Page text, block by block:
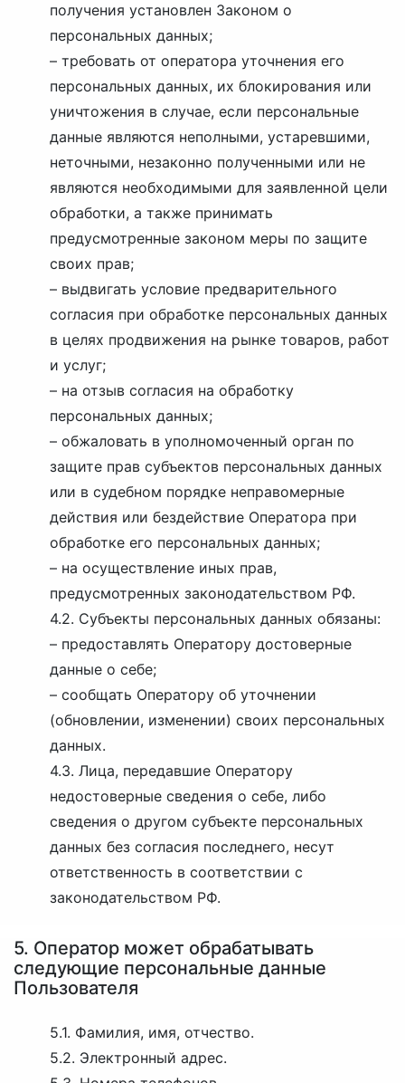
получения установлен Законом о
персональных данных;
– требовать от оператора уточнения его
персональных данных, их блокирования или
уничтожения в случае, если персональные
данные являются неполными, устаревшими,
неточными, незаконно полученными или не
являются необходимыми для заявленной цели
обработки, а также принимать
предусмотренные законом меры по защите
своих прав;
– выдвигать условие предварительного
согласия при обработке персональных данных
в целях продвижения на рынке товаров, работ
и услуг;
– на отзыв согласия на обработку
персональных данных;
– обжаловать в уполномоченный орган по
защите прав субъектов персональных данных
или в судебном порядке неправомерные
действия или бездействие Оператора при
обработке его персональных данных;
– на осуществление иных прав,
предусмотренных законодательством РФ.
4.2. Субъекты персональных данных обязаны:
– предоставлять Оператору достоверные
данные о себе;
– сообщать Оператору об уточнении
(обновлении, изменении) своих персональных
данных.
4.3. Лица, передавшие Оператору
недостоверные сведения о себе, либо
сведения о другом субъекте персональных
данных без согласия последнего, несут
ответственность в соответствии с
законодательством РФ.
5. Оператор может обрабатывать
следующие персональные данные
Пользователя
5.1. Фамилия, имя, отчество.
5.2. Электронный адрес.